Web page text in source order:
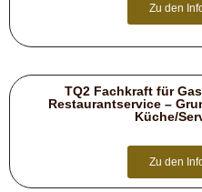
Zu den
TQ2 Fachkraft für
Restaurantservice –
Küche/
Zu den